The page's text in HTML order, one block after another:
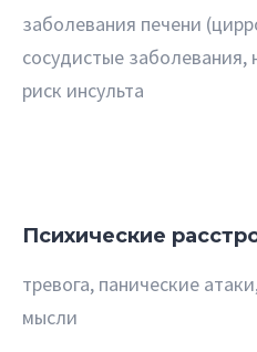
заболевания печени
сосудистые
риск инсульта
Психические
тревога, панические
мысли